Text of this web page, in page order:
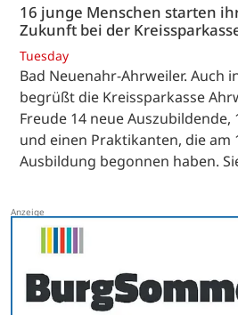
16 junge Menschen starten
Zukunft bei der
Tuesday
Bad Neuenahr-Ahrweiler. Auch
begrüßt die Kreissparkasse
Freude 14 neue Auszubildende,
und einen Praktikanten, die am
Ausbildung begonnen haben.